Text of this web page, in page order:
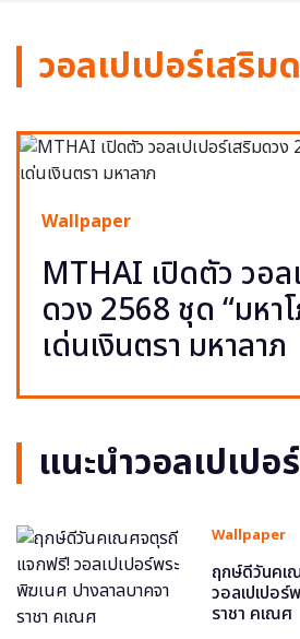
วอลเปเปอร์เสริม
Wallpaper
MTHAI เปิดตัว วอล
ดวง 2568 ชุด “มหา
เด่นเงินตรา มหาลาภ
แนะนำวอลเปเปอร์
Wallpaper
ฤกษ์ดีวันคเ
วอลเปเปอร์
ราชา คเณศ